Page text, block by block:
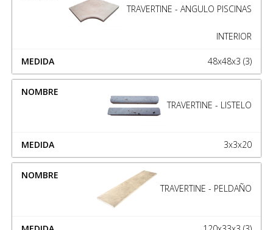
TRAVERTINE - ANGULO PISCINAS
INTERIOR
48x48x3 (3)
TRAVERTINE - LISTELO
3x3x20
TRAVERTINE - PELDAÑO